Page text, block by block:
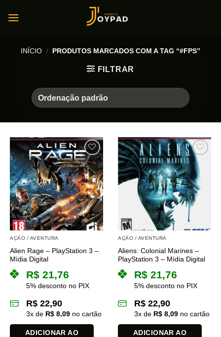
INÍCIO / PRODUTOS MARCADOS COM A TAG “#FPS”
FILTRAR
AÇÃO / AVENTURA
Alien Rage – PlayStation 3 –
Mídia Digital
R$ 21,76
5% desconto no PIX
R$ 22,90
3x de R$ 8,09 no cartão
ADICIONAR AO
AÇÃO / AVENTURA
Aliens: Colonial Marines –
PlayStation 3 – Mídia Digital
R$ 21,76
5% desconto no PIX
R$ 22,90
3x de R$ 8,09 no cartão
ADICIONAR AO